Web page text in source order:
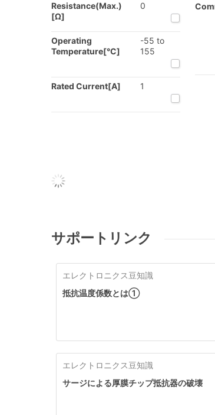
Resistance(Max.)
[Ω]
0
Operating
Temperature[°C]
-55 to
155
Rated Current[A] 1
サポートリンク
エレクトロニクス豆知識
抵抗温度係数とは①
エレクトロニクス豆知識
サージによる厚膜チップ抵抗器の破壊